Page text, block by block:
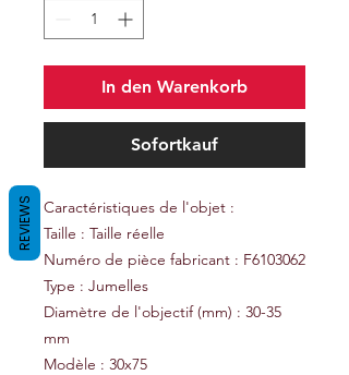
In den Warenkorb
Sofortkauf
Caractéristiques de l'objet :
Taille : Taille réelle
Numéro de pièce fabricant : F6103062
Type : Jumelles
Diamètre de l'objectif (mm) : 30-35
mm
Modèle : 30x75
REVIEWS